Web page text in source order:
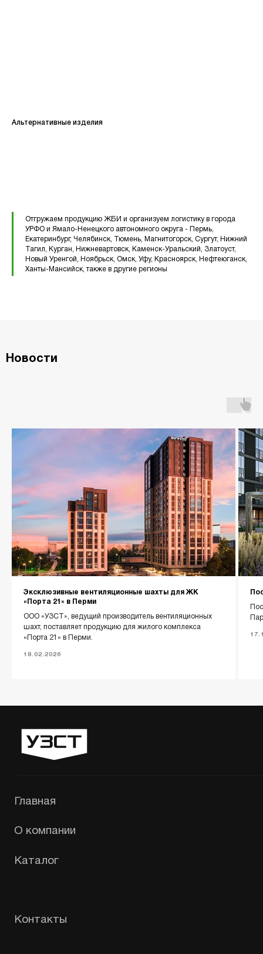
Альтернативные изделия
Отгружаем продукцию ЖБИ и организуем логистику в города
УРФО и Ямало-Ненецкого автономного округа - Пермь,
Екатеринбург, Челябинск, Тюмень, Магнитогорск, Сургут, Нижний
Тагил, Курган, Нижневартовск, Каменск-Уральский, Златоуст,
Новый Уренгой, Ноябрьск, Омск, Уфу, Красноярск, Нефтеюганск,
Ханты-Мансийск, также в другие регионы
Новости
Эксклюзивные вентиляционные шахты для ЖК
«Порта 21» в Перми
ООО «УЗСТ», ведущий производитель вентиляционных
шахт, поставляет продукцию для жилого комплекса
«Порта 21» в Перми.
18.02.2026
+7 (343) 227-22-20
Главная
О компании
Кольца стеновые
Перемычки железобетонные
Каталог
«УЗСТ» 2026
Сайт сделали — СайтДирект
Плиты перекрытия ПК
Перемычки полистиролбетонные